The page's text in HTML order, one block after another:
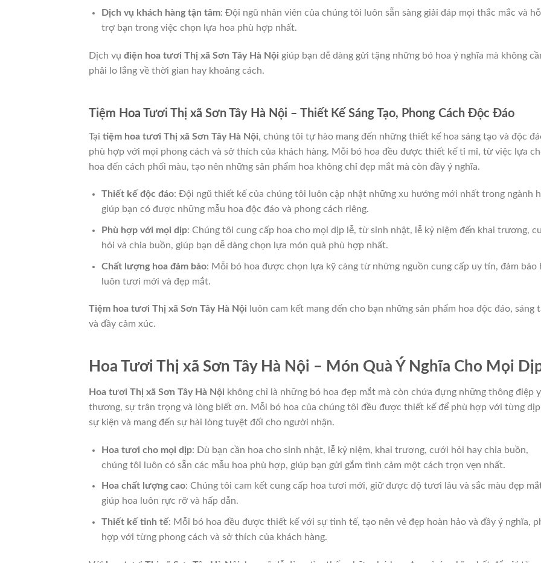
Dịch vụ khách hàng tận tâm: Đội ngũ nhân viên của chúng tôi luôn sẵn sàng giải đáp mọi thắc mắc và hỗ
trợ bạn trong việc chọn lựa hoa phù hợp nhất.
Dịch vụ điện hoa tươi Thị xã Sơn Tây Hà Nội giúp bạn dễ dàng gửi tặng những bó hoa ý nghĩa mà không
phải lo lắng về thời gian hay khoảng cách.
Tiệm Hoa Tươi Thị xã Sơn Tây Hà Nội – Thiết Kế Sáng Tạo, Phong Cách Độc Đáo
Tại tiệm hoa tươi Thị xã Sơn Tây Hà Nội, chúng tôi tự hào mang đến những thiết kế hoa sáng tạo và độc
phù hợp với mọi phong cách và sở thích của khách hàng. Mỗi bó hoa đều được thiết kế tỉ mỉ, từ việc lựa
hoa đến cách phối màu, tạo nên những sản phẩm hoa không chỉ đẹp mắt mà còn đầy ý nghĩa.
Thiết kế độc đáo: Đội ngũ thiết kế của chúng tôi luôn cập nhật những xu hướng mới nhất trong ngành
giúp bạn có được những mẫu hoa độc đáo và phong cách riêng.
Phù hợp với mọi dịp: Chúng tôi cung cấp hoa cho mọi dịp lễ, từ sinh nhật, lễ kỷ niệm đến khai trương,
hỏi và chia buồn, giúp bạn dễ dàng chọn lựa món quà phù hợp nhất.
Chất lượng hoa đảm bảo: Mỗi bó hoa được chọn lựa kỹ càng từ những nguồn cung cấp uy tín, đảm bảo
luôn tươi mới và đẹp mắt.
Tiệm hoa tươi Thị xã Sơn Tây Hà Nội luôn cam kết mang đến cho bạn những sản phẩm hoa độc đáo, sáng
và đầy cảm xúc.
Hoa Tươi Thị xã Sơn Tây Hà Nội – Món Quà Ý Nghĩa Cho Mọi
Hoa tươi Thị xã Sơn Tây Hà Nội không chỉ là những bó hoa đẹp mắt mà còn chứa đựng những thông điệp
thương, sự trân trọng và lòng biết ơn. Mỗi bó hoa của chúng tôi đều được thiết kế để phù hợp với từng dịp
sự kiện và mang đến sự hài lòng tuyệt đối cho người nhận.
Hoa tươi cho mọi dịp: Dù bạn cần hoa cho sinh nhật, lễ kỷ niệm, khai trương, cưới hỏi hay chia buồn,
chúng tôi luôn có sẵn các mẫu hoa phù hợp, giúp bạn gửi gắm tình cảm một cách trọn vẹn nhất.
Hoa chất lượng cao: Chúng tôi cam kết cung cấp hoa tươi mới, giữ được độ tươi lâu và sắc màu đẹp
giúp hoa luôn rực rỡ và hấp dẫn.
Thiết kế tinh tế: Mỗi bó hoa đều được thiết kế với sự tinh tế, tạo nên vẻ đẹp hoàn hảo và đầy ý nghĩa,
hợp với từng phong cách và sở thích của khách hàng.